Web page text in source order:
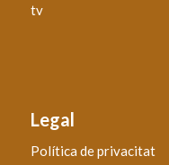
tv
Legal
Política de privacitat